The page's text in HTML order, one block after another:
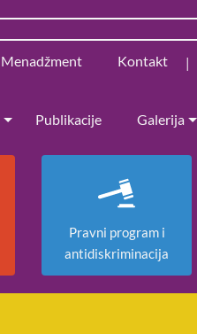
Menadžment Kontakt |
Publikacije Galerija
Pravni program i
antidiskriminacija